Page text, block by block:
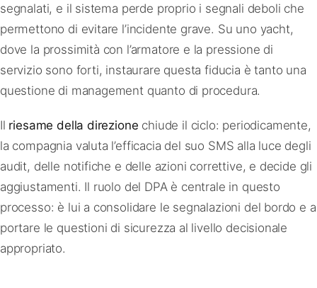
segnalati, e il sistema perde proprio i segnali deboli che
permettono di evitare l’incidente grave. Su uno yacht,
dove la prossimità con l’armatore e la pressione di
servizio sono forti, instaurare questa fiducia è tanto una
questione di management quanto di procedura.
Il riesame della direzione chiude il ciclo: periodicamente,
la compagnia valuta l’efficacia del suo SMS alla luce degli
audit, delle notifiche e delle azioni correttive, e decide gli
aggiustamenti. Il ruolo del DPA è centrale in questo
processo: è lui a consolidare le segnalazioni del bordo e a
portare le questioni di sicurezza al livello decisionale
appropriato.